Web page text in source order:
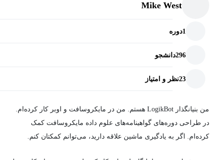
Mike West
1دوره
296دانشجو
23نظر و امتیاز
من بنیانگذار
هستم. من در مایکروسافت و اوبر کار کرده‌ام.
در طراحی دوره‌های گواهینامه‌های علوم داده مایکروسافت کمک
کرده‌ام. اگر به یادگیری ماشین علاقه دارید، می‌توانم کمکتان کنم.